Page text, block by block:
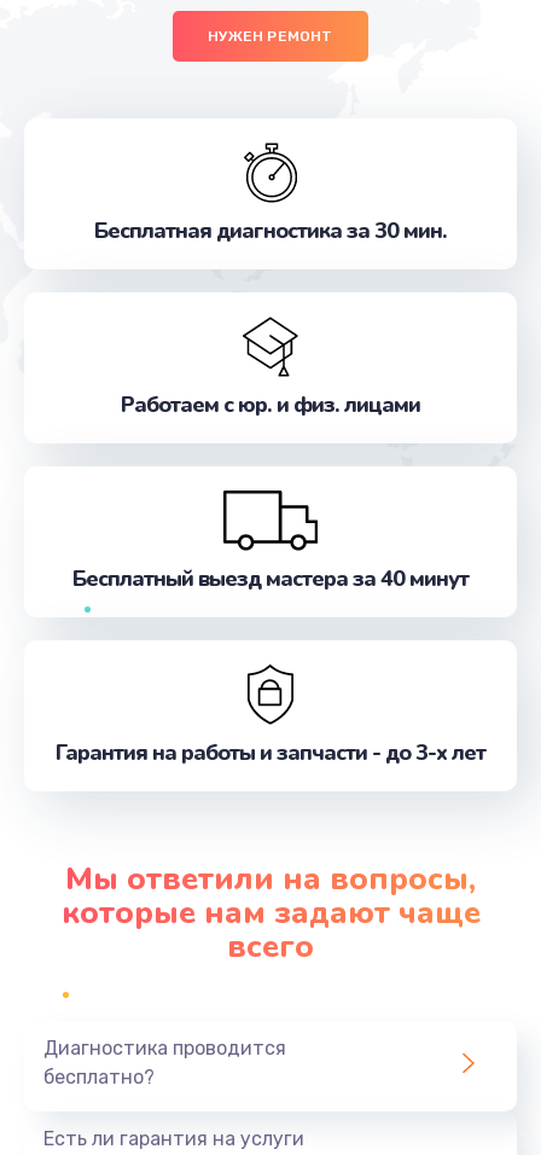
НУЖЕН РЕМОНТ
Бесплатная диагностика за 30 мин.
Работаем с юр. и физ. лицами
Бесплатный выезд мастера за 40 минут
Гарантия на работы и запчасти - до 3-х лет
Мы ответили на вопросы,
которые нам задают чаще
всего
Диагностика проводится
бесплатно?
Есть ли гарантия на услуги